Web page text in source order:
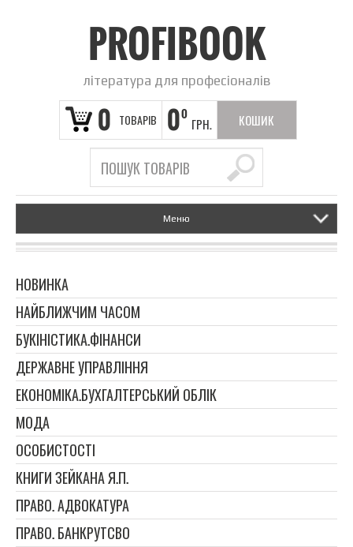
PROFIBOOK
література для професіоналів
0 ТОВАРІВ 00
ГРН. КОШИК
ПОРОЖНІЙ
Меню
НОВИНКА
НАЙБЛИЖЧИМ ЧАСОМ
БУКІНІСТИКА.ФІНАНСИ
ДЕРЖАВНЕ УПРАВЛІННЯ
ЕКОНОМІКА.БУХГАЛТЕРСЬКИЙ ОБЛІК
МОДА
ОСОБИСТОСТІ
КНИГИ ЗЕЙКАНА Я.П.
ПРАВО. АДВОКАТУРА
ПРАВО. БАНКРУТСВО